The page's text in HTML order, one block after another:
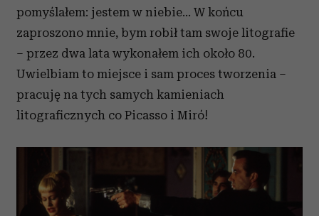
pomyślałem: jestem w niebie... W końcu
zaproszono mnie, bym robił tam swoje litografie
– przez dwa lata wykonałem ich około 80.
Uwielbiam to miejsce i sam proces tworzenia –
pracuję na tych samych kamieniach
litograficznych co Picasso i Miró!